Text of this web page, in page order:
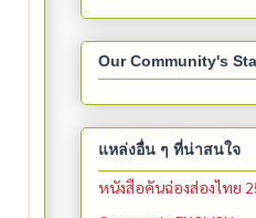
Our Community's
แหล่งอื่น ๆ ที่น่าสนใจ
หนังสือคันฉ่องส่องไทย